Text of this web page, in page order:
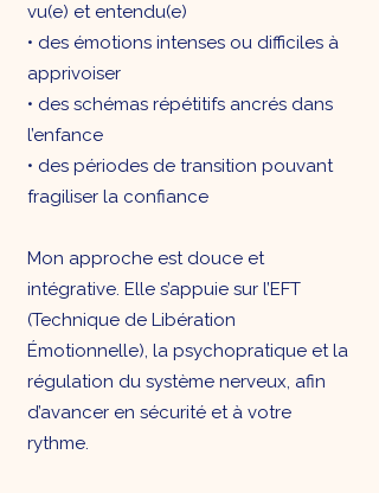
vu(e) et entendu(e)
• des émotions intenses ou difficiles à
apprivoiser
• des schémas répétitifs ancrés dans
l’enfance
• des périodes de transition pouvant
fragiliser la confiance
Mon approche est douce et
intégrative. Elle s’appuie sur l’EFT
(Technique de Libération
Émotionnelle), la psychopratique et la
régulation du système nerveux, afin
d’avancer en sécurité et à votre
rythme.